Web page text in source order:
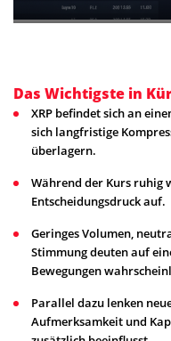
Das Wichtigste in
XRP befindet sich an
sich langfristige
überlagern.
Während der Kurs ruhig
Entscheidungsdruck auf.
Geringes Volumen,
Stimmung deuten auf
Bewegungen
Parallel dazu lenken
Aufmerksamkeit und